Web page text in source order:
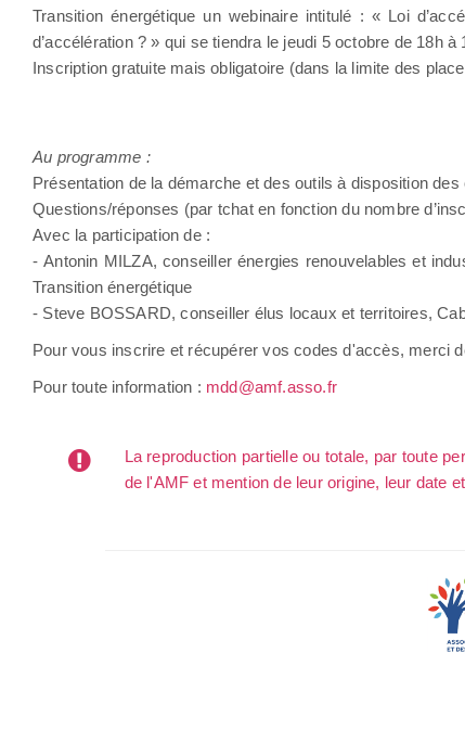
Transition énergétique un webinaire intitulé : « Loi
d’accélération ? » qui se tiendra le jeudi 5 octobre de 18h à
Inscription gratuite mais obligatoire (dans la limite des
Au programme :
Présentation de la démarche et des outils à disposition
Questions/réponses (par tchat en fonction du nombre
Avec la participation de :
- Antonin MILZA, conseiller énergies renouvelables et
Transition énergétique
- Steve BOSSARD, conseiller élus locaux et territoires,
Pour vous inscrire et récupérer vos codes d'accès, merci
Pour toute information : mdd@amf.asso.fr
La reproduction partielle ou totale, par toute
de l'AMF et mention de leur origine, leur date